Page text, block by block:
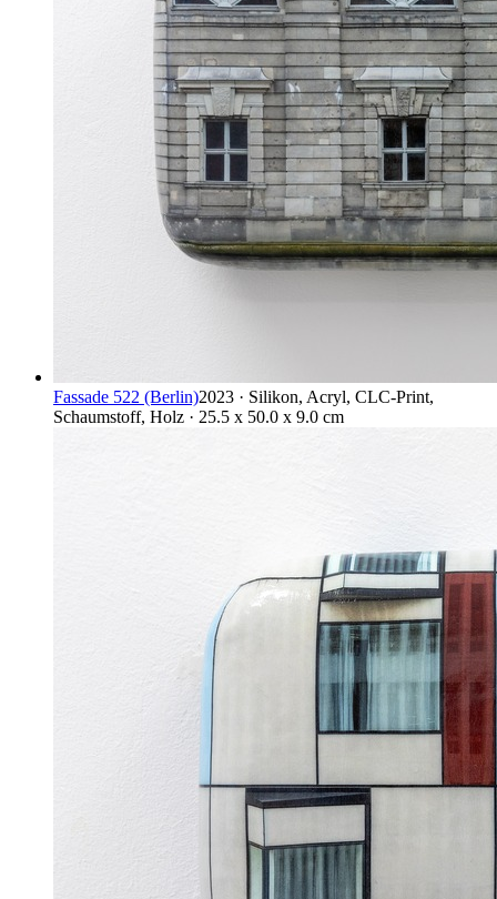
Fassade 522 (Berlin)2023 · Silikon, Acryl, CLC-Print,
Schaumstoff, Holz · 25.5 x 50.0 x 9.0 cm